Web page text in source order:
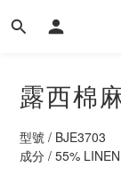
露西棉
型號 / BJE3703
成分 / 55%